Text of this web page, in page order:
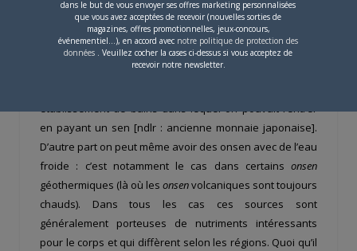
bains, l’eau est puisée sous terre. Je reviens en détail sur
cette question dans mon livre mais pour résumer : avec
onsen(« source thermales ») on se concentre sur la
qualité de l’eau qui est puisée tandis qu’avec les
établissement de bains dans lequel on pouvait rentrer
en payant un sen [ndlr : ancienne monnaie japonaise].
D’autre part on peut même avoir des onsen avec de l’eau
froide : c’est notamment le cas dans certains onsen
géothermiques (là où les onsenvolcaniques sont toujours
chauds). Dans tous les cas ces sources sont
généralement porteuses de nutriments intéressants
pour le corps et qui diffèrent selon les régions. Quoi qu’il
dans le but de vous envoyer ses offres marketing personnalisées
que vous avez acceptées de recevoir (nouvelles sorties de
magazines, offres promotionnelles, jeux-concours,
événementiel...), en accord avec notre politique de protection des
données . Veuillez cocher la cases ci-dessus si vous acceptez de
recevoir notre newsletter.